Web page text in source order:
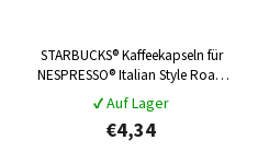
STARBUCKS® Kaffeekapseln für
NESPRESSO® Italian Style Roast
10 Stk
✔ Auf Lager
€4,34